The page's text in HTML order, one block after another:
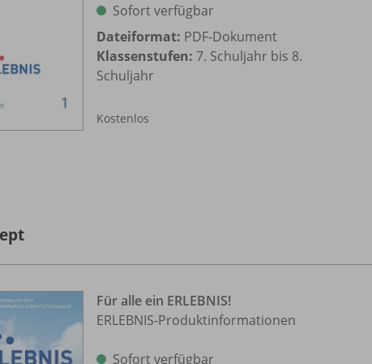
Sofort verfügbar
Dateiformat: PDF-Dokument
Klassenstufen: 7. Schuljahr bis 8.
Schuljahr
Kostenlos
Für alle ein ERLEBNIS!
ERLEBNIS-Produktinformationen
Sofort verfügbar